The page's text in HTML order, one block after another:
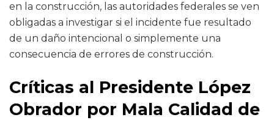
en la construcción, las autoridades federales se ven
obligadas a investigar si el incidente fue resultado
de un daño intencional o simplemente una
consecuencia de errores de construcción.
Críticas al Presidente López
Obrador por Mala Calidad de